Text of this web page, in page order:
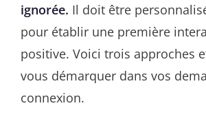
ignorée. Il doit être
pour établir une première
positive. Voici trois approches
vous démarquer dans vos
connexion.